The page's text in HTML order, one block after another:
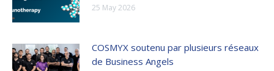
25 May 2026
COSMYX soutenu par plusieurs réseaux
de Business Angels